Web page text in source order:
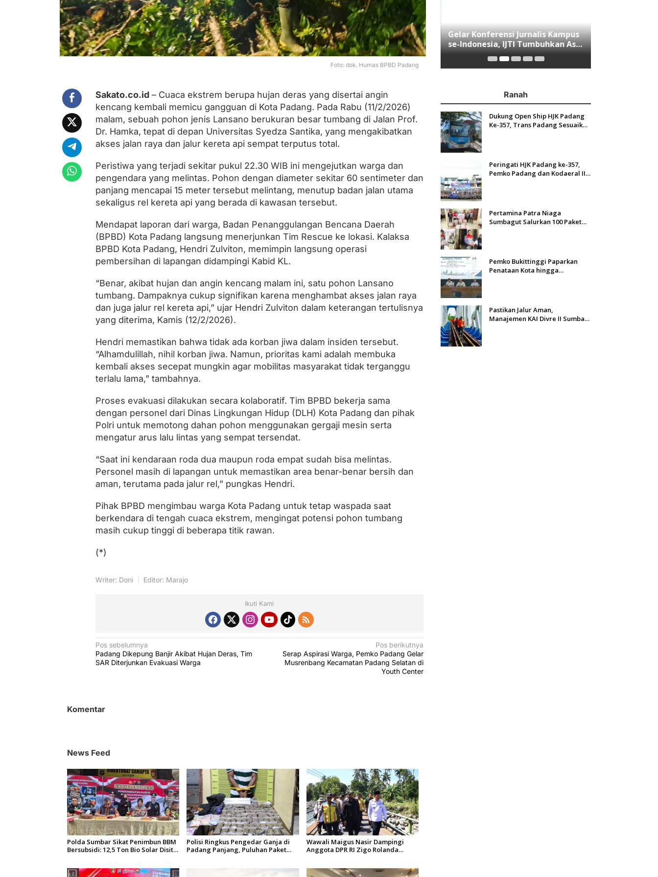
m
k
a
d
a
n
J
K
e
e
a
i
d
P
a
a
n
g
Foto: dok. Humas BPBD Padang
Sakato.co.id– Cuaca ekstrem berupa hujan deras yang disertai angin
kencang kembali memicu gangguan di Kota Padang. Pada Rabu (11/2/2026)
malam, sebuah pohon jenis Lansano berukuran besar tumbang di Jalan Prof.
Dr. Hamka, tepat di depan Universitas Syedza Santika, yang mengakibatkan
akses jalan raya dan jalur kereta api sempat terputus total.
Peristiwa yang terjadi sekitar pukul 22.30 WIB ini mengejutkan warga dan
pengendara yang melintas. Pohon dengan diameter sekitar 60 sentimeter dan
panjang mencapai 15 meter tersebut melintang, menutup badan jalan utama
sekaligus rel kereta api yang berada di kawasan tersebut.
Mendapat laporan dari warga, Badan Penanggulangan Bencana Daerah
(BPBD) Kota Padang langsung menerjunkan Tim Rescue ke lokasi. Kalaksa
BPBD Kota Padang, Hendri Zulviton, memimpin langsung operasi
pembersihan di lapangan didampingi Kabid KL.
“Benar, akibat hujan dan angin kencang malam ini, satu pohon Lansano
tumbang. Dampaknya cukup signifikan karena menghambat akses jalan raya
dan juga jalur rel kereta api,” ujar Hendri Zulviton dalam keterangan tertulisnya
yang diterima, Kamis (12/2/2026).
Hendri memastikan bahwa tidak ada korban jiwa dalam insiden tersebut.
“Alhamdulillah, nihil korban jiwa. Namun, prioritas kami adalah membuka
kembali akses secepat mungkin agar mobilitas masyarakat tidak terganggu
terlalu lama,” tambahnya.
Proses evakuasi dilakukan secara kolaboratif. Tim BPBD bekerja sama
dengan personel dari Dinas Lingkungan Hidup (DLH) Kota Padang dan pihak
Polri untuk memotong dahan pohon menggunakan gergaji mesin serta
mengatur arus lalu lintas yang sempat tersendat.
“Saat ini kendaraan roda dua maupun roda empat sudah bisa melintas.
Personel masih di lapangan untuk memastikan area benar-benar bersih dan
aman, terutama pada jalur rel,” pungkas Hendri.
Pihak BPBD mengimbau warga Kota Padang untuk tetap waspada saat
berkendara di tengah cuaca ekstrem, mengingat potensi pohon tumbang
masih cukup tinggi di beberapa titik rawan.
(*)
Writer: Doni Editor: Marajo
Ikuti Kami
N
a
a
p
o
s
Pos sebelumnya
Padang Dikepung Banjir Akibat Hujan Deras, Tim
SAR Diterjunkan Evakuasi Warga
Pos berikutnya
Serap Aspirasi Warga, Pemko Padang Gelar
Musrenbang Kecamatan Padang Selatan di
Youth Center
Komentar
News Feed
Polda Sumbar Sikat Penimbun BBM
Bersubsidi: 12,5 Ton Bio Solar Disita,
Polisi Ringkus Pengedar Ganja di
Padang Panjang, Puluhan Paket
Wawali Maigus Nasir Dampingi
Anggota DPR RI Zigo Rolanda
Pascabanjir di Pauh
Lantik Ketua DPW dan DPD, Zulhas
Minta Kader PAN Sumbar Kompak
Gelar Konferensi Jurnalis Kampus
se-Indonesia, IJTI Tumbuhkan Asa
di Kalangan Jurnalis Muda di Era
Disruspi Digital
Ranah
Dukung Open Ship HJK Padang
Ke-357, Trans Padang Sesuaikan
Peringati HJK Padang ke-357,
Pemko Padang dan Kodaeral II
Pertamina Patra Niaga
Sumbagut Salurkan 100 Paket
Pemko Bukittinggi Paparkan
Penataan Kota hingga
Pastikan Jalur Aman,
Manajemen KAI Divre II Sumbar